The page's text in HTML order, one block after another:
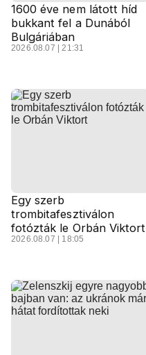
1600 éve nem látott híd
bukkant fel a Dunából
Bulgáriában
2026.08.07 | 21:31
Egy szerb
trombitafesztiválon
fotózták le Orbán Viktort
2026.08.07 | 18:05